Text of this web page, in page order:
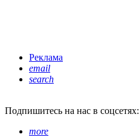
Реклама
email
search
Подпишитесь на нас в соцсетях:
more